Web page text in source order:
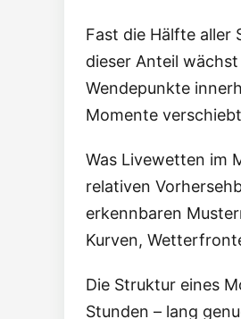
Fast die Hälfte
dieser Anteil
Wendepunkte
Momente
Was Livewetten im
relativen
erkennbaren
Kurven,
Die Struktur eines
Stunden – lang